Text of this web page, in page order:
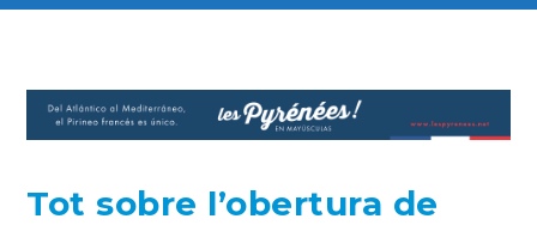
Tot sobre l’obertura de